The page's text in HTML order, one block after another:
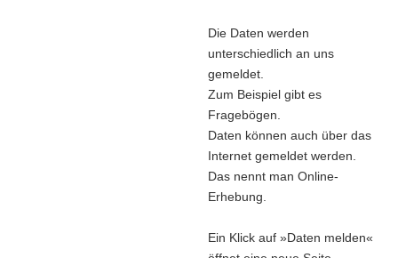
Die Daten werden
unterschiedlich an uns
gemeldet.
Zum Beispiel gibt es
Fragebögen.
Daten können auch über das
Internet gemeldet werden.
Das nennt man Online-
Erhebung.
Ein Klick auf »Daten melden«